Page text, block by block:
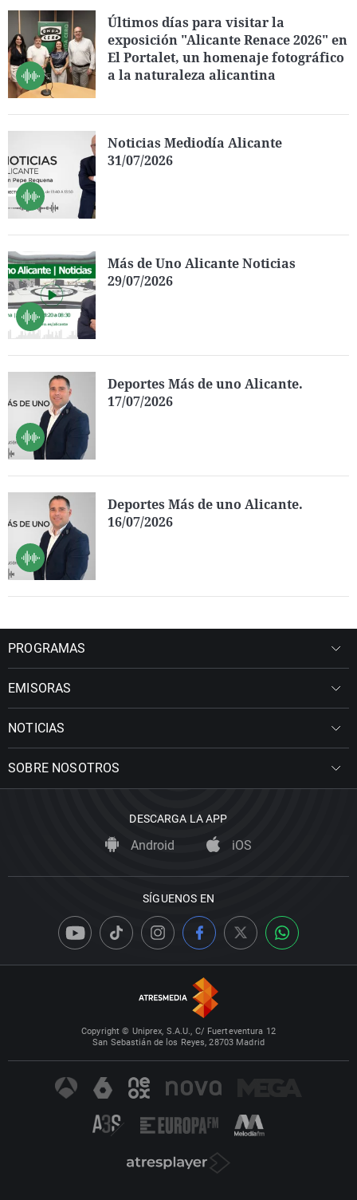
Últimos días para visitar la
exposición "Alicante Renace 2026" en
El Portalet, un homenaje fotográfico
a la naturaleza alicantina
Noticias Mediodía Alicante
31/07/2026
Más de Uno Alicante Noticias
29/07/2026
Deportes Más de uno Alicante.
17/07/2026
Deportes Más de uno Alicante.
16/07/2026
PROGRAMAS
EMISORAS
NOTICIAS
SOBRE NOSOTROS
DESCARGA LA APP
Android iOS
SÍGUENOS EN
Copyright © Uniprex, S.A.U., C/ Fuerteventura 12
San Sebastián de los Reyes, 28703 Madrid